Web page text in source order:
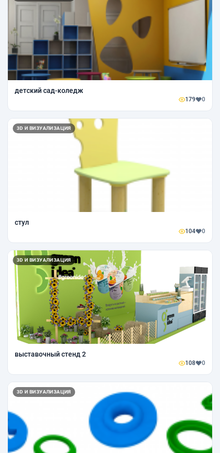
детский сад-коледж
179 0
3D И ВИЗУАЛИЗАЦИЯ
стул
104 0
3D И ВИЗУАЛИЗАЦИЯ
выставочный стенд 2
108 0
3D И ВИЗУАЛИЗАЦИЯ